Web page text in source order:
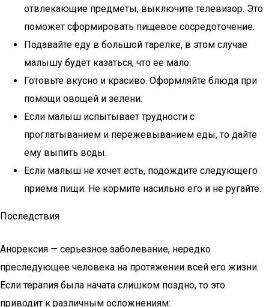
отвлекающие предметы, выключите телевизор. Это
поможет сформировать пищевое сосредоточение.
Подавайте еду в большой тарелке, в этом случае
малышу будет казаться, что ее мало.
Готовьте вкусно и красиво. Оформляйте блюда при
помощи овощей и зелени.
Если малыш испытывает трудности с
проглатыванием и пережевыванием еды, то дайте
ему выпить воды.
Если малыш не хочет есть, подождите следующего
приема пищи. Не кормите насильно его и не ругайте.
Последствия
Анорексия — серьезное заболевание, нередко
преследующее человека на протяжении всей его жизни.
Если терапия была начата слишком поздно, то это
приводит к различным осложнениям: